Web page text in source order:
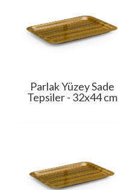
Parlak Yüzey Sade
Tepsiler - 32x44 cm